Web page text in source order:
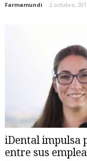
Farmamundi - 2 octubre,
iDental impulsa
entre sus